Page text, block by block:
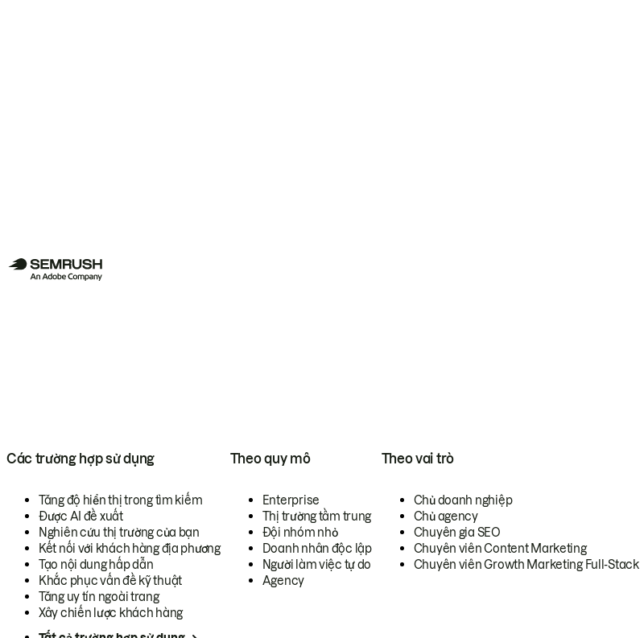
Các trường hợp sử dụng
Tăng độ hiển thị trong tìm kiếm
Được AI đề xuất
Nghiên cứu thị trường của bạn
Kết nối với khách hàng địa phương
Tạo nội dung hấp dẫn
Khắc phục vấn đề kỹ thuật
Tăng uy tín ngoài trang
Xây chiến lược khách hàng
Theo quy mô
Enterprise
Thị trường tầm trung
Đội nhóm nhỏ
Doanh nhân độc lập
Người làm việc tự do
Agency
Theo vai trò
Chủ doanh nghiệp
Chủ agency
Chuyên gia SEO
Chuyên viên Content Marketing
Chuyên viên Growth Marketing Full-Stack